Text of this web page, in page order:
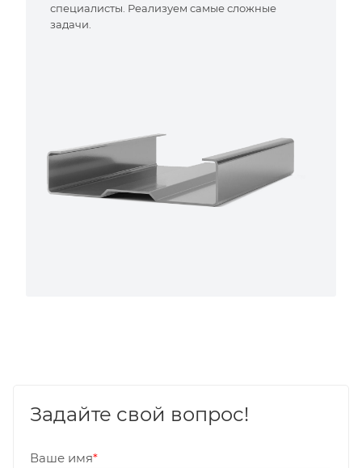
специалисты. Реализуем самые сложные
задачи.
Задайте свой вопрос!
Ваше имя*